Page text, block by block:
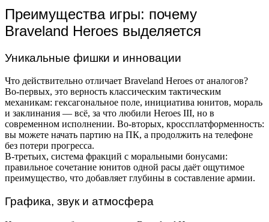
Преимущества игры: почему
Braveland Heroes выделяется
Уникальные фишки и инновации
Что действительно отличает Braveland Heroes от аналогов?
Во-первых, это верность классическим тактическим
механикам: гексагональное поле, инициатива юнитов, мораль
и заклинания — всё, за что любили Heroes III, но в
современном исполнении. Во-вторых, кроссплатформенность:
вы можете начать партию на ПК, а продолжить на телефоне
без потери прогресса.
В-третьих, система фракций с моральными бонусами:
правильное сочетание юнитов одной расы даёт ощутимое
преимущество, что добавляет глубины в составление армии.
Графика, звук и атмосфера